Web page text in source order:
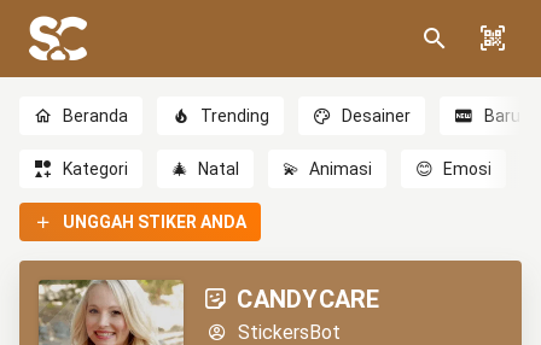
Beranda Trending Desainer Baru
Kategori 🎄 Natal 💫 Animasi 😊 Emosi
UNGGAH STIKER ANDA
CANDYCARE
StickersBot